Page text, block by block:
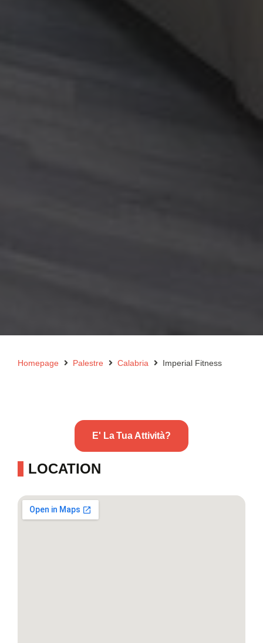
Homepage Palestre Calabria Imperial Fitness
E' La Tua Attività?
LOCATION